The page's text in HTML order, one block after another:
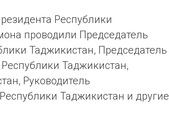
Республики
проводили Председатель
Таджикистан, Председатель
Таджикистан,
Руководитель
Таджикистан и другие